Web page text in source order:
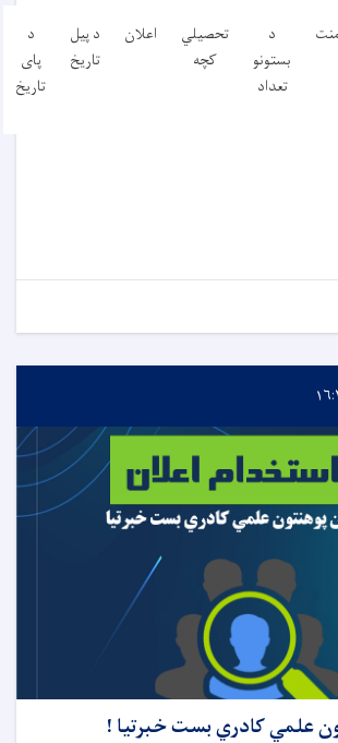
د
بستونو
تعداد
تحصیلي
کچه
اعلان
د پیل
تاریخ
د
پای
تاریخ
علمي کادري بست خبرتیا !